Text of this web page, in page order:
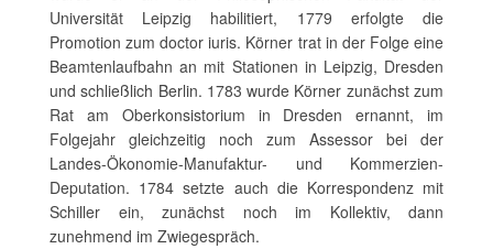
Universität Leipzig habilitiert, 1779 erfolgte die
Promotion zum doctor iuris. Körner trat in der Folge eine
Beamtenlaufbahn an mit Stationen in Leipzig, Dresden
und schließlich Berlin. 1783 wurde Körner zunächst zum
Rat am Oberkonsistorium in Dresden ernannt, im
Folgejahr gleichzeitig noch zum Assessor bei der
Landes-Ökonomie-Manufaktur- und Kommerzien-
Deputation. 1784 setzte auch die Korrespondenz mit
Schiller ein, zunächst noch im Kollektiv, dann
zunehmend im Zwiegespräch.